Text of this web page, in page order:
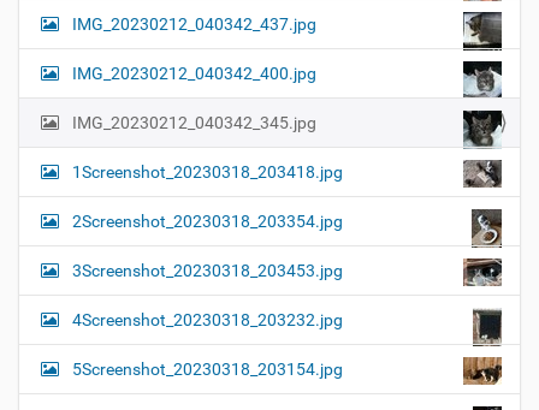
IMG_20230212_040342_437.jpg
IMG_20230212_040342_400.jpg
IMG_20230212_040342_345.jpg
1Screenshot_20230318_203418.jpg
2Screenshot_20230318_203354.jpg
3Screenshot_20230318_203453.jpg
4Screenshot_20230318_203232.jpg
5Screenshot_20230318_203154.jpg